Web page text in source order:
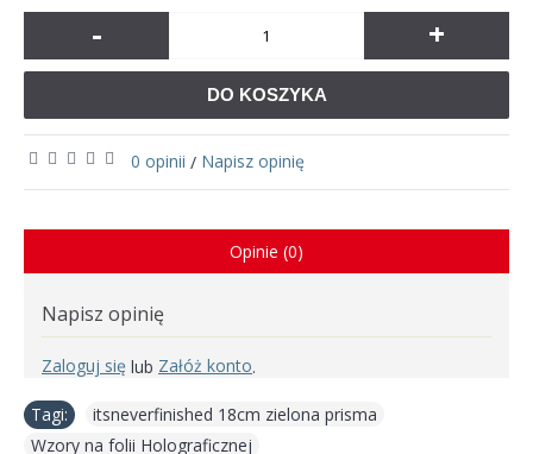
- +
DO KOSZYKA
0 opinii / Napisz opinię
Opinie (0)
Napisz opinię
Zaloguj się lub Załóż konto.
Tagi: itsneverfinished 18cm zielona prisma
Wzory na folii Holograficznej